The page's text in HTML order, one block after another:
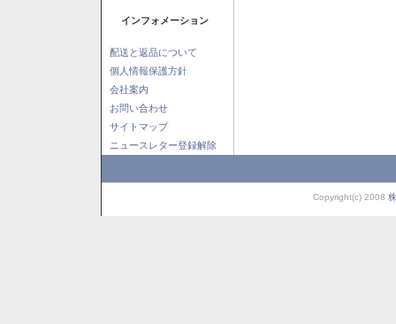
インフォメーション
配送と返品について
個人情報保護方針
会社案内
お問い合わせ
サイトマップ
ニュースレター登録解除
Copyright(c) 2008